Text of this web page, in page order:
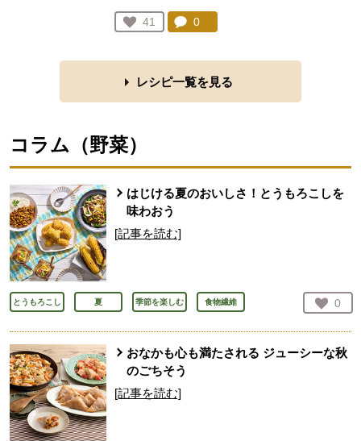
お気に入り登録：
41
人が登録
コメント：
0
レシピ一覧を見る
コラム（野菜）
はじける夏のおいしさ！とうもろこしを
味わおう
[記事を読む]
とうもろこし 夏 季節を楽しむ 食物繊維 お気
0
人
おなかも心も満たされる ジューシーな秋
のごちそう
[記事を読む]